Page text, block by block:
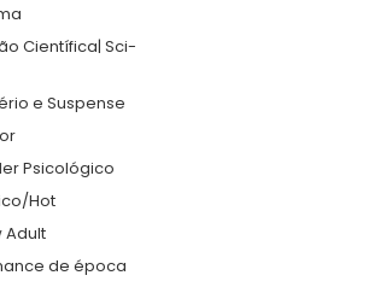
Científica| Sci-
e Suspense
Psicológico
Hot
Adult
de época